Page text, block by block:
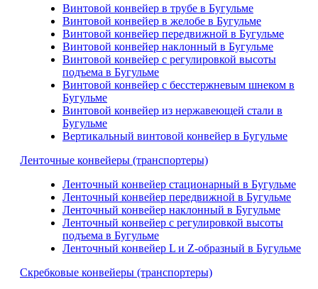
Винтовой конвейер в трубе в Бугульме
Винтовой конвейер в желобе в Бугульме
Винтовой конвейер передвижной в Бугульме
Винтовой конвейер наклонный в Бугульме
Винтовой конвейер с регулировкой высоты
подъема в Бугульме
Винтовой конвейер с бесстержневым шнеком в
Бугульме
Винтовой конвейер из нержавеющей стали в
Бугульме
Вертикальный винтовой конвейер в Бугульме
Ленточные конвейеры (транспортеры)
Ленточный конвейер стационарный в Бугульме
Ленточный конвейер передвижной в Бугульме
Ленточный конвейер наклонный в Бугульме
Ленточный конвейер с регулировкой высоты
подъема в Бугульме
Ленточный конвейер L и Z-образный в Бугульме
Скребковые конвейеры (транспортеры)